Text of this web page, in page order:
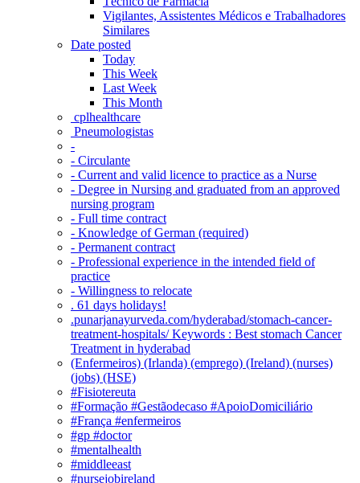
Vigilantes, Assistentes Médicos e Trabalhadores
Similares
Date posted
Today
This Week
Last Week
This Month
‎ cplhealthcare‬
Pneumologistas
-
- Circulante
- Current and valid licence to practice as a Nurse
- Degree in Nursing and graduated from an approved
nursing program
- Full time contract
- Knowledge of German (required)
- Permanent contract
- Professional experience in the intended field of
practice
- Willingness to relocate
. 61 days holidays!
.punarjanayurveda.com/hyderabad/stomach-cancer-
treatment-hospitals/ Keywords : Best stomach Cancer
Treatment in hyderabad
(Enfermeiros) (Irlanda) (emprego) (Ireland) (nurses)
(jobs) (HSE)
#Fisiotereuta
#Formação #Gestãodecaso #ApoioDomiciliário
#França #enfermeiros
#gp #doctor
#mentalhealth
#middleeast
#nursejobireland